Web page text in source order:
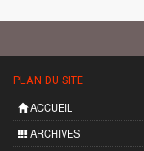
PLAN DU SITE
ACCUEIL
ARCHIVES